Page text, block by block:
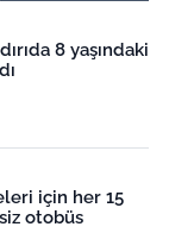
8 yaşındaki
için her 15
otobüs